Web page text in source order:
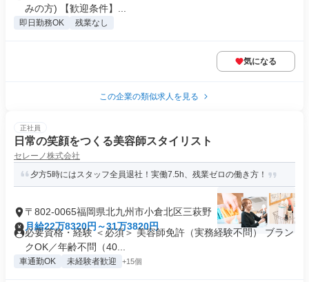
みの方) 【歓迎条件】...
即日勤務OK 残業なし
気になる
この企業の類似求人を見る
正社員
日常の笑顔をつくる美容師スタイリスト
セレーノ株式会社
夕方5時にはスタッフ全員退社！実働7.5h、残業ゼロの働き方！
〒802-0065福岡県北九州市小倉北区三萩野
月給22万8320円～31万3820円
必要資格・経験 ＜必須＞ 美容師免許（実務経験不問） ブラン
クOK／年齢不問（40...
車通勤OK 未経験者歓迎 +15個